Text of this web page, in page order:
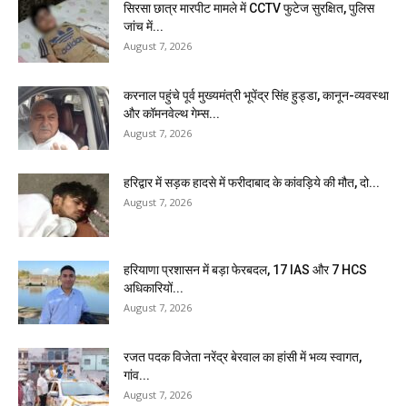
सिरसा छात्र मारपीट मामले में CCTV फुटेज सुरक्षित, पुलिस
जांच में...
August 7, 2026
करनाल पहुंचे पूर्व मुख्यमंत्री भूपेंद्र सिंह हुड्डा, कानून-व्यवस्था
और कॉमनवेल्थ गेम्स...
August 7, 2026
हरिद्वार में सड़क हादसे में फरीदाबाद के कांवड़िये की मौत, दो...
August 7, 2026
हरियाणा प्रशासन में बड़ा फेरबदल, 17 IAS और 7 HCS
अधिकारियों...
August 7, 2026
रजत पदक विजेता नरेंद्र बेरवाल का हांसी में भव्य स्वागत,
गांव...
August 7, 2026